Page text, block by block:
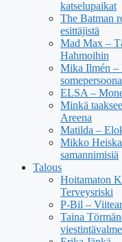
katselupaikat
The Batman
esittäjistä
Mad Max –
Hahmoihin
Mika Ilmén –
somepersoona
ELSA –
Minkä
Areena
Matilda –
Mikko
samannimisiä
Talous
Hoitamaton
Terveysriski
P-Bil –
Taina